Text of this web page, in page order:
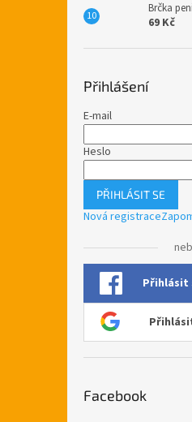
Brčka
69 Kč
Přihlášení
E-mail
Heslo
PŘIHLÁSIT SE
Nová registrace
Přihlásit
Facebook